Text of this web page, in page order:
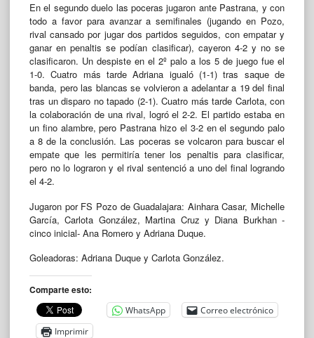
En el segundo duelo las poceras jugaron ante Pastrana, y con
todo a favor para avanzar a semifinales (jugando en Pozo,
rival cansado por jugar dos partidos seguidos, con empatar y
ganar en penaltis se podían clasificar), cayeron 4-2 y no se
clasificaron. Un despiste en el 2º palo a los 5 de juego fue el
1-0. Cuatro más tarde Adriana igualó (1-1) tras saque de
banda, pero las blancas se volvieron a adelantar a 19 del final
tras un disparo no tapado (2-1). Cuatro más tarde Carlota, con
la colaboración de una rival, logró el 2-2. El partido estaba en
un fino alambre, pero Pastrana hizo el 3-2 en el segundo palo
a 8 de la conclusión. Las poceras se volcaron para buscar el
empate que les permitiría tener los penaltis para clasificar,
pero no lo lograron y el rival sentenció a uno del final logrando
el 4-2.
Jugaron por FS Pozo de Guadalajara: Ainhara Casar, Michelle
García, Carlota González, Martina Cruz y Diana Burkhan -
cinco inicial- Ana Romero y Adriana Duque.
Goleadoras: Adriana Duque y Carlota González.
Comparte esto:
WhatsApp
Correo electrónico
Imprimir